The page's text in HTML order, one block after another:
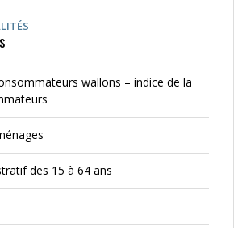
wallons – indice de la
des 15 à 64 ans